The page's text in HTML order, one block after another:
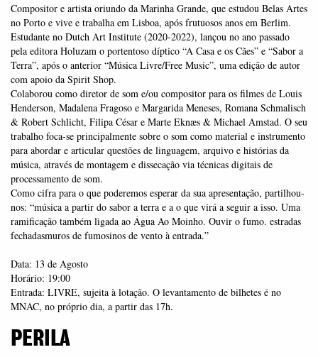
Compositor e artista oriundo da Marinha Grande, que estudou Belas Artes
no Porto e vive e trabalha em Lisboa, após frutuosos anos em Berlim.
Estudante no Dutch Art Institute (2020-2022), lançou no ano passado
pela editora Holuzam o portentoso díptico “A Casa e os Cães” e “Sabor a
Terra”, após o anterior “Música Livre/Free Music”, uma edição de autor
com apoio da Spirit Shop.
Colaborou como diretor de som e/ou compositor para os filmes de Louis
Henderson, Madalena Fragoso e Margarida Meneses, Romana Schmalisch
& Robert Schlicht, Filipa César e Marte Eknæs & Michael Amstad. O seu
trabalho foca-se principalmente sobre o som como material e instrumento
para abordar e articular questões de linguagem, arquivo e histórias da
música, através de montagem e dissecação via técnicas digitais de
processamento de som.
Como cifra para o que poderemos esperar da sua apresentação, partilhou-
nos: “música a partir do sabor a terra e a o que virá a seguir a isso. Uma
ramificação também ligada ao Água Ao Moinho. Ouvir o fumo. estradas
fechadasmuros de fumosinos de vento à entrada.”
Data: 13 de Agosto
Horário: 19:00
Entrada: LIVRE, sujeita à lotação. O levantamento de bilhetes é no
MNAC, no próprio dia, a partir das 17h.
PERILA